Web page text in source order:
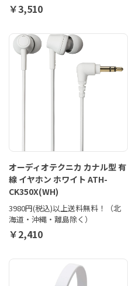
￥3,510
オーディオテクニカ カナル型 有
線 イヤホン ホワイト ATH-
CK350X(WH)
3980円(税込)以上送料無料！（北
海道・沖縄・離島除く）
￥2,410